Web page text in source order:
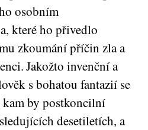
osobním
které ho přivedlo
zkoumání příčin zla a
Jakožto invenční a
s bohatou fantazií se
by postkoncilní
desetiletích, a